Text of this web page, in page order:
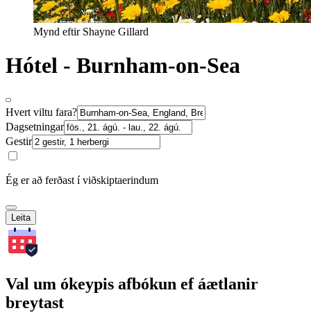
Mynd eftir Shayne Gillard
Hótel - Burnham-on-Sea
Hvert viltu fara?
Dagsetningar
Gestir
Ég er að ferðast í viðskiptaerindum
Leita
Val um ókeypis afbókun ef áætlanir
breytast